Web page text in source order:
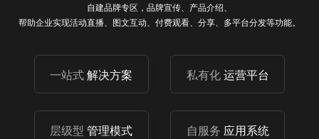
自建品牌专区，品牌宣传、产品介绍、
帮助企业实现活动直播、图文互动、付费观看、分享、多平台分发等功能。
一站式解决方案 私有化运营平台
层级型 管理模式 自服务 应用系统